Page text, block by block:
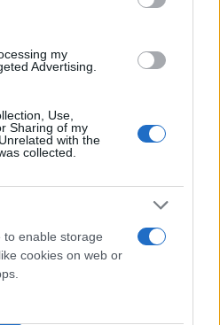
my
Advertising.
Use,
Sharing of my
with the
collected.
to enable storage
cookies on web or